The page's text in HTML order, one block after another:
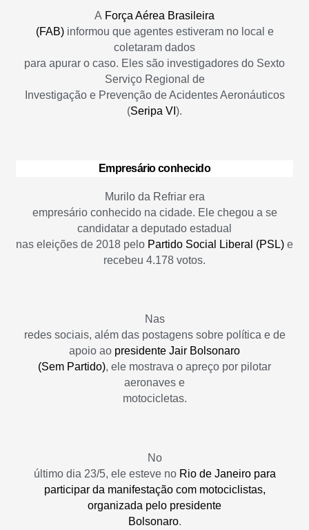
A Força Aérea Brasileira
(FAB)informou que agentes estiveram no local e
coletaram dados
para apurar o caso. Eles são investigadores do Sexto
Serviço Regional de
Investigação e Prevenção de Acidentes Aeronáuticos
(Seripa VI ).
Empresário conhecido
Murilo da Refriar era
empresário conhecido na cidade. Ele chegou a se
candidatar a deputado estadual
nas eleições de 2018 pelo Partido Social Liberal (PSL) e
recebeu 4.178 votos.
Nas
redes sociais, além das postagens sobre política e de
apoio ao presidente Jair Bolsonaro
(Sem Partido), ele mostrava o apreço por pilotar
aeronaves e
motocicletas.
No
último dia 23/5, ele esteve no Rio de Janeiro para
participar da manifestação com motociclistas,
organizada pelo presidente
Bolsonaro.